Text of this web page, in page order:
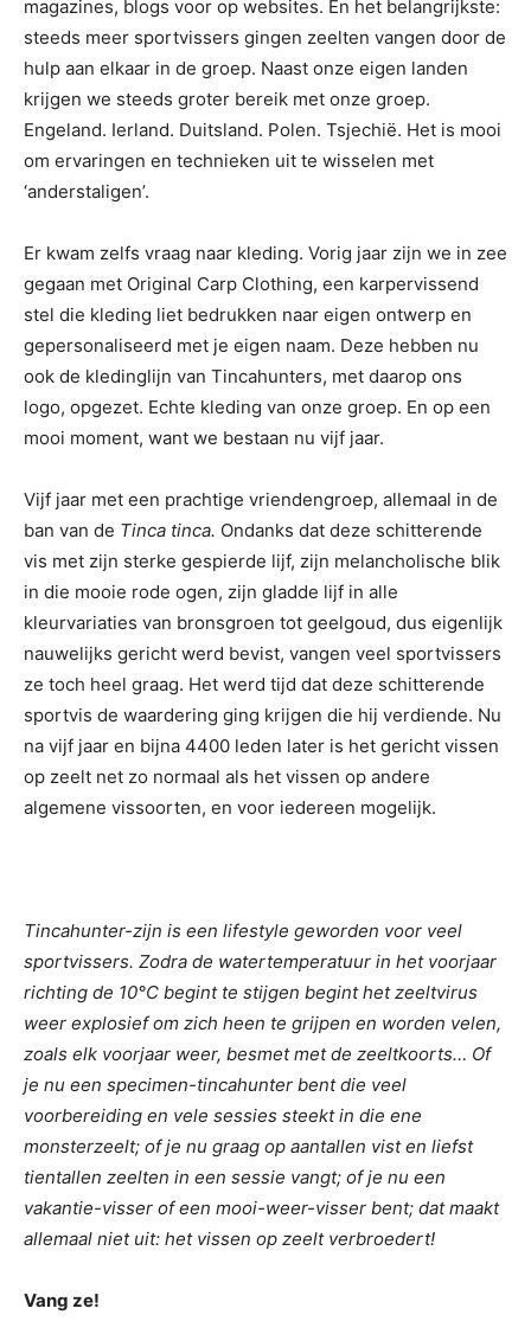
magazines, blogs voor op websites. En het belangrijkste:
steeds meer sportvissers gingen zeelten vangen door de
hulp aan elkaar in de groep. Naast onze eigen landen
krijgen we steeds groter bereik met onze groep.
Engeland. Ierland. Duitsland. Polen. Tsjechië. Het is mooi
om ervaringen en technieken uit te wisselen met
‘anderstaligen’.
Er kwam zelfs vraag naar kleding. Vorig jaar zijn we in zee
gegaan met Original Carp Clothing, een karpervissend
stel die kleding liet bedrukken naar eigen ontwerp en
gepersonaliseerd met je eigen naam. Deze hebben nu
ook de kledinglijn van Tincahunters, met daarop ons
logo, opgezet. Echte kleding van onze groep. En op een
mooi moment, want we bestaan nu vijf jaar.
Vijf jaar met een prachtige vriendengroep, allemaal in de
ban van de Tinca tinca. Ondanks dat deze schitterende
vis met zijn sterke gespierde lijf, zijn melancholische blik
in die mooie rode ogen, zijn gladde lijf in alle
kleurvariaties van bronsgroen tot geelgoud, dus eigenlijk
nauwelijks gericht werd bevist, vangen veel sportvissers
ze toch heel graag. Het werd tijd dat deze schitterende
sportvis de waardering ging krijgen die hij verdiende. Nu
na vijf jaar en bijna 4400 leden later is het gericht vissen
op zeelt net zo normaal als het vissen op andere
algemene vissoorten, en voor iedereen mogelijk.
Tincahunter-zijn is een lifestyle geworden voor veel
sportvissers. Zodra de watertemperatuur in het voorjaar
richting de 10°C begint te stijgen begint het zeeltvirus
weer explosief om zich heen te grijpen en worden velen,
zoals elk voorjaar weer, besmet met de zeeltkoorts… Of
je nu een specimen-tincahunter bent die veel
voorbereiding en vele sessies steekt in die ene
monsterzeelt; of je nu graag op aantallen vist en liefst
tientallen zeelten in een sessie vangt; of je nu een
vakantie-visser of een mooi-weer-visser bent; dat maakt
allemaal niet uit: het vissen op zeelt verbroedert!
Vang ze!